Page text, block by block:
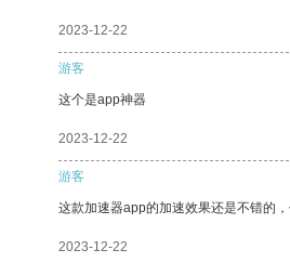
2023-12-22
游客
这个是app神器
2023-12-22
游客
这款加速器app的加速效果还是不错的
2023-12-22